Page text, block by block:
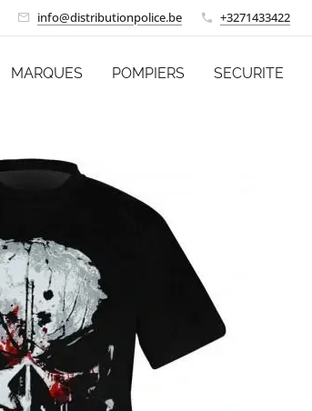
info@distributionpolice.be +3271433422
MARQUES POMPIERS SECURITE